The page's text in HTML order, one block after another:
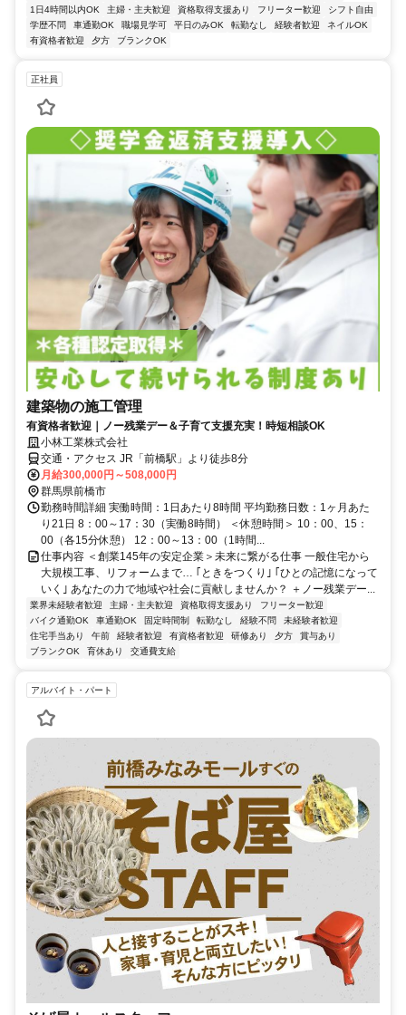
1日4時間以内OK
主婦・主夫歓迎 資格取得支援あり フリーター歓迎
シフト自由
学歴不問
車通勤OK 職場見学可 平日のみOK 転勤なし 経験者歓迎
ネイルOK
有資格者歓迎
夕方 ブランクOK
正社員
建築物の施工管理
有資格者歓迎｜ノー残業デー＆子育て支援充実！時短相談OK
小林工業株式会社
交通・アクセス JR「前橋駅」より徒歩8分
月給300,000円～508,000円
群馬県前橋市
勤務時間詳細 実働時間：1日あたり8時間 平均勤務日数：1ヶ月あた
り21日 8：00～17：30（実働8時間） ＜休憩時間＞ 10：00、15：
00（各15分休憩） 12：00～13：00（1時間...
仕事内容 ＜創業145年の安定企業＞未来に繋がる仕事 一般住宅から
大規模工事、リフォームまで… ｢ときをつくり｣ ｢ひとの記憶になって
いく｣ あなたの力で地域や社会に貢献しませんか？ ＋ノー残業デー...
業界未経験者歓迎 主婦・主夫歓迎 資格取得支援あり
フリーター歓迎
バイク通勤OK
車通勤OK 固定時間制 転勤なし 経験不問
未経験者歓迎
住宅手当あり
午前 経験者歓迎 有資格者歓迎 研修あり 夕方
賞与あり
ブランクOK
育休あり 交通費支給
アルバイト・パート